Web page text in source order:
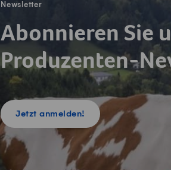
Newsletter
Abonnieren Sie
Produzenten-
Jetzt anmelden!